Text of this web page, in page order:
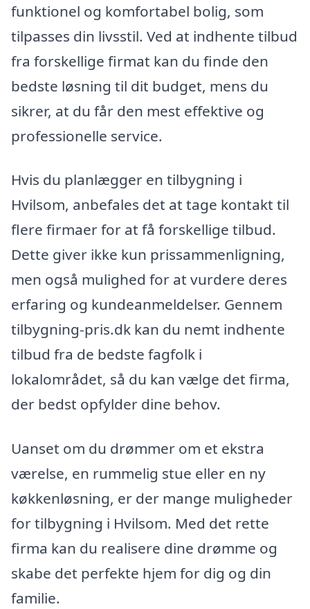
funktionel og komfortabel bolig, som
tilpasses din livsstil. Ved at indhente tilbud
fra forskellige firmat kan du finde den
bedste løsning til dit budget, mens du
sikrer, at du får den mest effektive og
professionelle service.
Hvis du planlægger en tilbygning i
Hvilsom, anbefales det at tage kontakt til
flere firmaer for at få forskellige tilbud.
Dette giver ikke kun prissammenligning,
men også mulighed for at vurdere deres
erfaring og kundeanmeldelser. Gennem
tilbygning-pris.dk kan du nemt indhente
tilbud fra de bedste fagfolk i
lokalområdet, så du kan vælge det firma,
der bedst opfylder dine behov.
Uanset om du drømmer om et ekstra
værelse, en rummelig stue eller en ny
køkkenløsning, er der mange muligheder
for tilbygning i Hvilsom. Med det rette
firma kan du realisere dine drømme og
skabe det perfekte hjem for dig og din
familie.